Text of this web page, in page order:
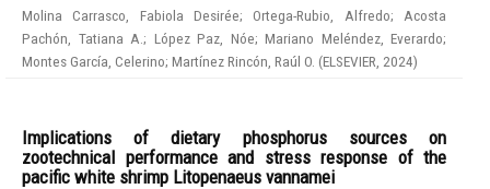
Molina Carrasco, Fabiola Desirée;Ortega-Rubio, Alfredo; Acosta
Pachón, Tatiana A. ; López Paz, Nóe; Mariano Meléndez, Everardo;
Montes García, Celerino; Martínez Rincón, Raúl O. (ELSEVIER 2024)
Implications of dietary phosphorus sources on
zootechnical performance and stress response of the
pacific white shrimp Litopenaeus vannamei